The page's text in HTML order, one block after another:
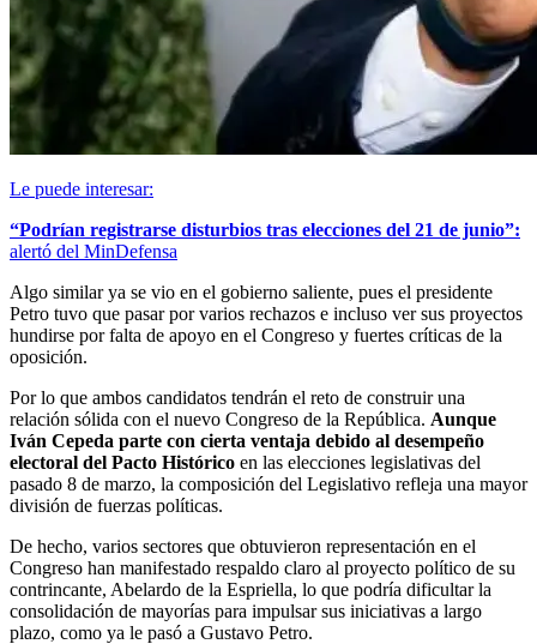
Le puede interesar:
“Podrían registrarse disturbios tras elecciones del 21 de junio”:
alertó del MinDefensa
Algo similar ya se vio en el gobierno saliente, pues el presidente
Petro tuvo que pasar por varios rechazos e incluso ver sus proyectos
hundirse por falta de apoyo en el Congreso y fuertes críticas de la
oposición.
Por lo que ambos candidatos tendrán el reto de construir una
relación sólida con el nuevo Congreso de la República. Aunque
Iván Cepeda parte con cierta ventaja debido al desempeño
electoral del Pacto Histórico en las elecciones legislativas del
pasado 8 de marzo, la composición del Legislativo refleja una mayor
división de fuerzas políticas.
De hecho, varios sectores que obtuvieron representación en el
Congreso han manifestado respaldo claro al proyecto político de su
contrincante, Abelardo de la Espriella, lo que podría dificultar la
consolidación de mayorías para impulsar sus iniciativas a largo
plazo, como ya le pasó a Gustavo Petro.